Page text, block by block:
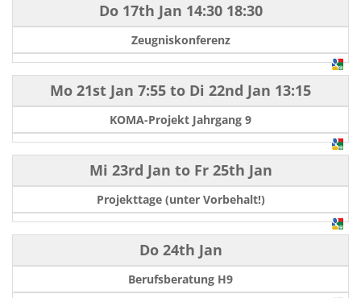
Do 17th Jan 14:30 18:30
Zeugniskonferenz
Mo 21st Jan 7:55 to Di 22nd Jan 13:15
KOMA-Projekt Jahrgang 9
Mi 23rd Jan to Fr 25th Jan
Projekttage (unter Vorbehalt!)
Do 24th Jan
Berufsberatung H9